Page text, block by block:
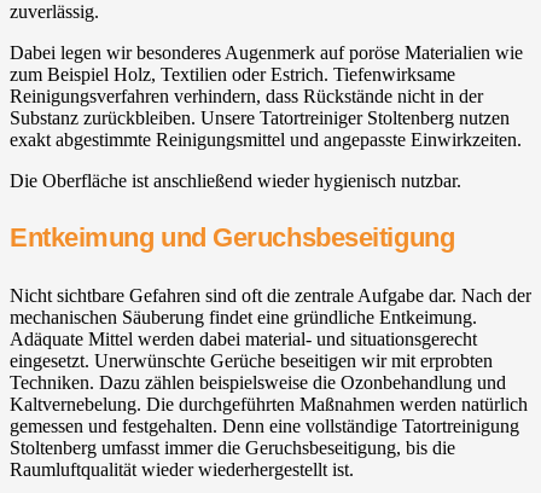
zuverlässig.
Dabei legen wir besonderes Augenmerk auf poröse Materialien wie
zum Beispiel Holz, Textilien oder Estrich. Tiefenwirksame
Reinigungsverfahren verhindern, dass Rückstände nicht in der
Substanz zurückbleiben. Unsere Tatortreiniger Stoltenberg nutzen
exakt abgestimmte Reinigungsmittel und angepasste Einwirkzeiten.
Die Oberfläche ist anschließend wieder hygienisch nutzbar.
Entkeimung und Geruchsbeseitigung
Nicht sichtbare Gefahren sind oft die zentrale Aufgabe dar. Nach der
mechanischen Säuberung findet eine gründliche Entkeimung.
Adäquate Mittel werden dabei material- und situationsgerecht
eingesetzt. Unerwünschte Gerüche beseitigen wir mit erprobten
Techniken. Dazu zählen beispielsweise die Ozonbehandlung und
Kaltvernebelung. Die durchgeführten Maßnahmen werden natürlich
gemessen und festgehalten. Denn eine vollständige Tatortreinigung
Stoltenberg umfasst immer die Geruchsbeseitigung, bis die
Raumluftqualität wieder wiederhergestellt ist.